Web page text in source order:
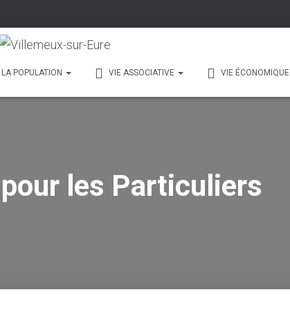
POPULATION VIE ASSOCIATIVE VIE ÉCONOMIQUE
les Particuliers